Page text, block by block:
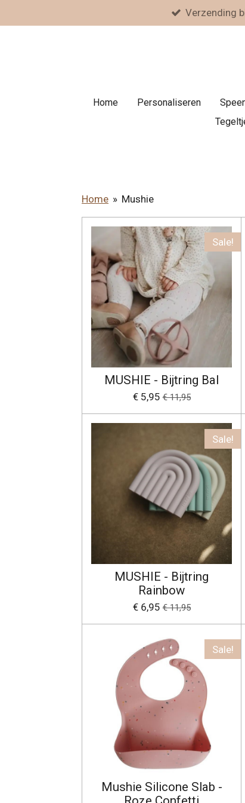
direct
Verzending
Home Personaliseren
Home » Mushie
Sale!
MUSHIE - Bijtring Bal
€ 5,95 € 11,95
Sale!
MUSHIE - Bijtring
Rainbow
€ 6,95 € 11,95
Sale!
Mushie Silicone Slab -